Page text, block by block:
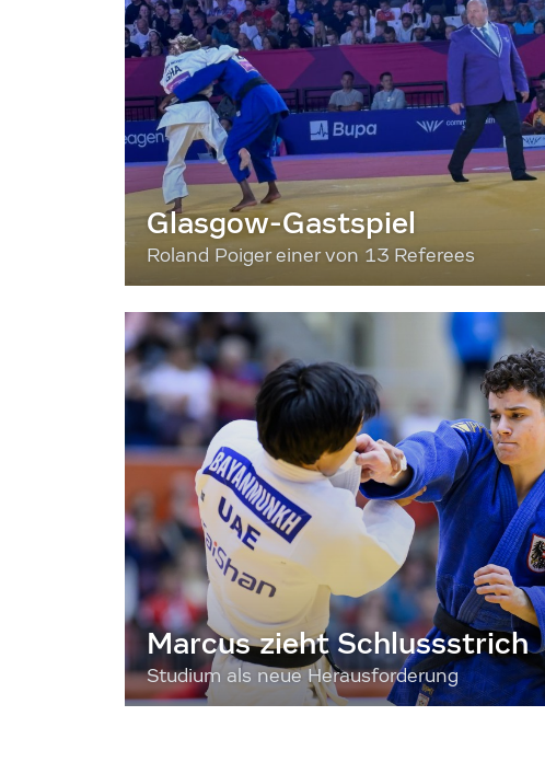
Glasgow-Gastspiel
Roland Poiger einer von 13 Referees
Marcus zieht Schlussstrich
Studium als neue Herausforderung